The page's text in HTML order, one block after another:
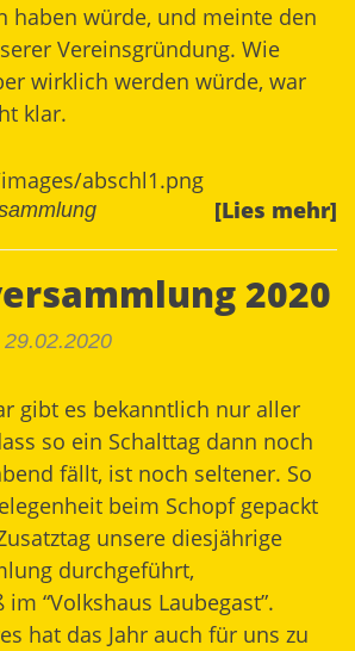
haben würde, und meinte den
Vereinsgründung. Wie
wirklich werden würde, war
klar.
[Lies mehr]
2020
gibt es bekanntlich nur aller
so ein Schalttag dann noch
fällt, ist noch seltener. So
beim Schopf gepackt
unsere diesjährige
durchgeführt,
“Volkshaus Laubegast”.
hat das Jahr auch für uns zu